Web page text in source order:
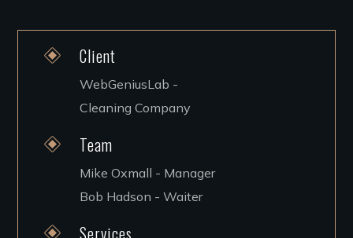
Client
WebGeniusLab -
Cleaning Company
Team
Mike Oxmall - Manager
Bob Hadson - Waiter
Services